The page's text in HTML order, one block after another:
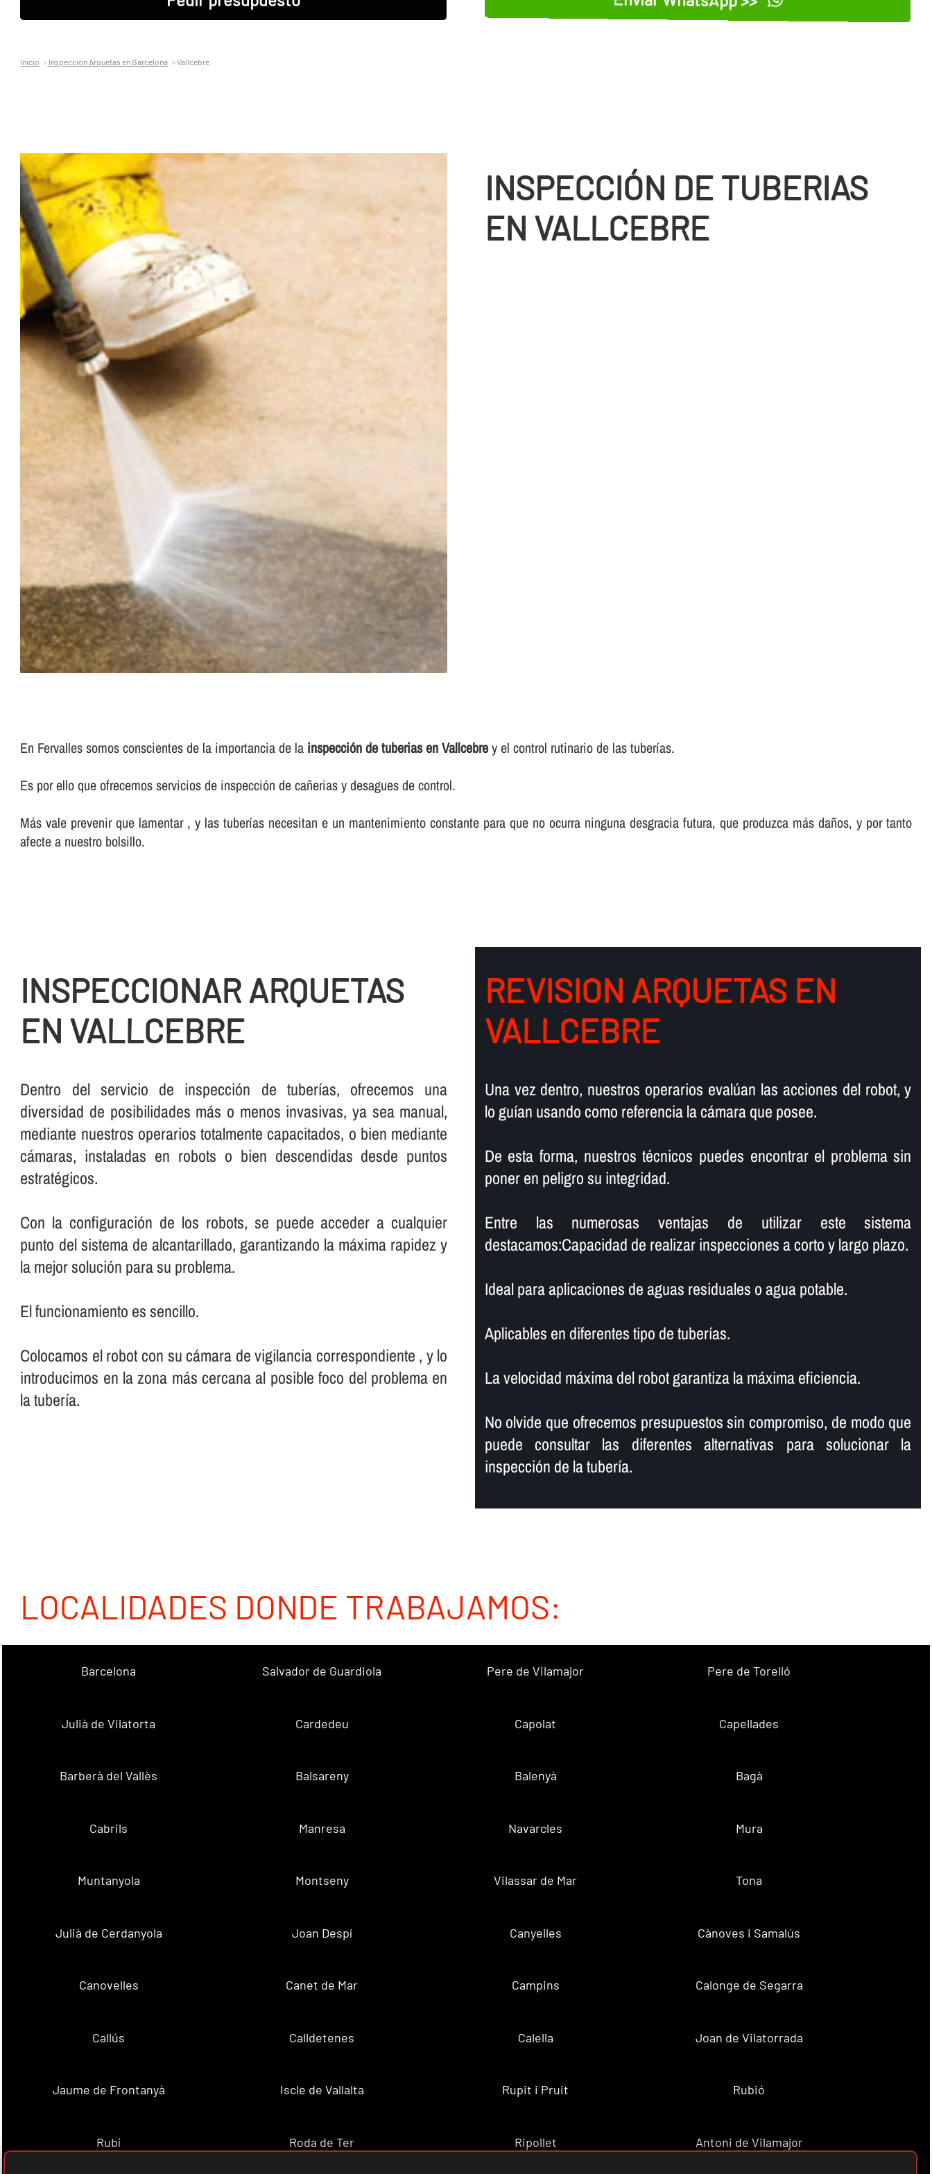
Inicio Inspeccion Arquetas en Barcelona Vallcebre
INSPECCIÓN DE TUBERIAS
EN VALLCEBRE
En Fervalles somos conscientes de la importancia de la inspección de tuberias en Vallcebrey el control rutinario de las tuberí­as.
Es por ello que ofrecemos servicios de inspección de cañerias y desagues de control.
Más vale prevenir que lamentar , y las tuberí­as necesitan e un mantenimiento constante para que no ocurra ninguna desgracia futura, que produzca más daños, y por tanto
afecte a nuestro bolsillo.
INSPECCIONAR ARQUETAS
EN VALLCEBRE
Dentro del servicio de inspección de tuberí­as, ofrecemos una
diversidad de posibilidades más o menos invasivas, ya sea manual,
mediante nuestros operarios totalmente capacitados, o bien mediante
cámaras, instaladas en robots o bien descendidas desde puntos
estratégicos.
Con la configuración de los robots, se puede acceder a cualquier
punto del sistema de alcantarillado, garantizando la máxima rapidez y
la mejor solución para su problema.
El funcionamiento es sencillo.
Colocamos el robot con su cámara de vigilancia correspondiente , y lo
introducimos en la zona más cercana al posible foco del problema en
la tuberí­a.
REVISION ARQUETAS EN
VALLCEBRE
Una vez dentro, nuestros operarios evalúan las acciones del robot, y
lo guí­an usando como referencia la cámara que posee.
De esta forma, nuestros técnicos puedes encontrar el problema sin
poner en peligro su integridad.
Entre las numerosas ventajas de utilizar este sistema
destacamos:Capacidad de realizar inspecciones a corto y largo plazo.
Ideal para aplicaciones de aguas residuales o agua potable.
Aplicables en diferentes tipo de tuberí­as.
La velocidad máxima del robot garantiza la máxima eficiencia.
No olvide que ofrecemos presupuestos sin compromiso, de modo que
puede consultar las diferentes alternativas para solucionar la
inspección de la tuberí­a.
LOCALIDADES DONDE TRABAJAMOS:
Barcelona Salvador de Guardiola Pere de Vilamajor Pere de Torelló
Julià de Vilatorta Cardedeu Capolat Capellades
Barberà del Vallès Balsareny Balenyà Bagà
Cabrils Manresa Navarcles Mura
Muntanyola Montseny Vilassar de Mar Tona
Julià de Cerdanyola Joan Despí Canyelles Cànoves i Samalús
Canovelles Canet de Mar Campins Calonge de Segarra
Callús Calldetenes Calella Joan de Vilatorrada
Jaume de Frontanyà Iscle de Vallalta Rupit i Pruit Rubió
Rubí Roda de Ter Ripollet Antoni de Vilamajor